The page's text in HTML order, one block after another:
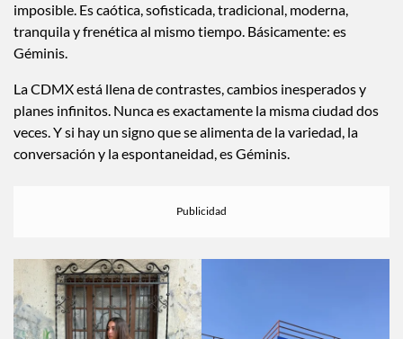
imposible. Es caótica, sofisticada, tradicional, moderna,
tranquila y frenética al mismo tiempo. Básicamente: es
Géminis.
La CDMX está llena de contrastes, cambios inesperados y
planes infinitos. Nunca es exactamente la misma ciudad dos
veces. Y si hay un signo que se alimenta de la variedad, la
conversación y la espontaneidad, es Géminis.